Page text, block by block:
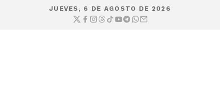
JUEVES, 6 DE AGOSTO DE 2026